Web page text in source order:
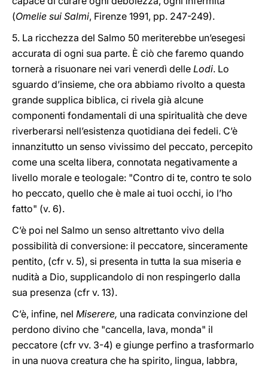
(Omelie sui Salmi, Firenze 1991, pp. 247-249).
5. La ricchezza del Salmo 50 meriterebbe un’esegesi
accurata di ogni sua parte. È ciò che faremo quando
tornerà a risuonare nei vari venerdì delle Lodi. Lo
sguardo d’insieme, che ora abbiamo rivolto a questa
grande supplica biblica, ci rivela già alcune
componenti fondamentali di una spiritualità che deve
riverberarsi nell’esistenza quotidiana dei fedeli. C’è
innanzitutto un senso vivissimo del peccato, percepito
come una scelta libera, connotata negativamente a
livello morale e teologale: "Contro di te, contro te solo
ho peccato, quello che è male ai tuoi occhi, io l’ho
fatto" (v. 6).
C’è poi nel Salmo un senso altrettanto vivo della
possibilità di conversione: il peccatore, sinceramente
pentito, (cfr v. 5), si presenta in tutta la sua miseria e
nudità a Dio, supplicandolo di non respingerlo dalla
sua presenza (cfr v. 13).
C’è, infine, nel Miserere, una radicata convinzione del
perdono divino che "cancella, lava, monda" il
peccatore (cfr vv. 3-4) e giunge perfino a trasformarlo
in una nuova creatura che ha spirito, lingua, labbra,